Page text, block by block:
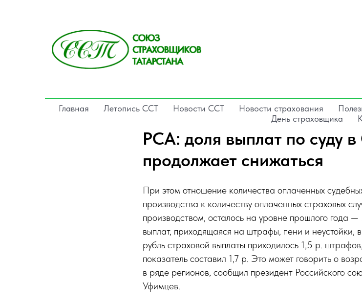
Главная Летопись ССТ Новости ССТ Новости страхования
День страховщика
РСА: доля выплат по суду
продолжает снижаться
При этом отношение количества оплаченных
производства к количеству оплаченных страховых
производством, осталось на уровне прошлого года
выплат, приходящаяся на штрафы, пени и неустойки,
рубль страховой выплаты приходилось 1,5 р.
показатель составил 1,7 р. Это может говорить о
в ряде регионов, сообщил президент Российского
Уфимцев.